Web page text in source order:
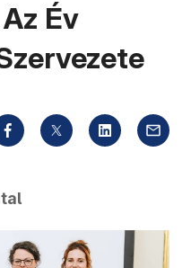
Év